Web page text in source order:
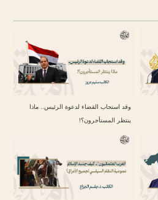
وقد استجاب القضاء لدعوة الرئيس.. ماذا
ينتظر المستأجرون؟!